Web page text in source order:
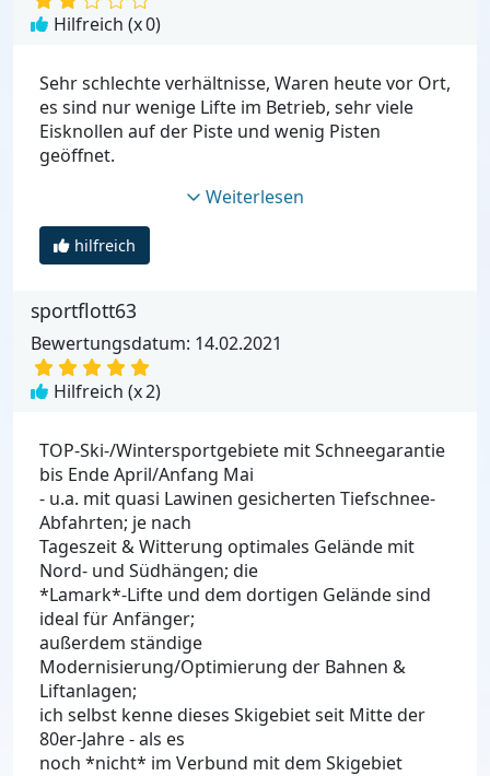
Hilfreich (x0)
Sehr schlechte verhältnisse, Waren heute vor Ort,
es sind nur wenige Lifte im Betrieb, sehr viele
Eisknollen auf der Piste und wenig Pisten
geöffnet.
Weiterlesen
hilfreich
sportflott63
Bewertungsdatum: 14.02.2021
Hilfreich (x2)
TOP-Ski-/Wintersportgebiete mit Schneegarantie
bis Ende April/Anfang Mai
- u.a. mit quasi Lawinen gesicherten Tiefschnee-
Abfahrten; je nach
Tageszeit & Witterung optimales Gelände mit
Nord- und Südhängen; die
*Lamark*-Lifte und dem dortigen Gelände sind
ideal für Anfänger;
außerdem ständige
Modernisierung/Optimierung der Bahnen &
Liftanlagen;
ich selbst kenne dieses Skigebiet seit Mitte der
80er-Jahre - als es
noch *nicht* im Verbund mit dem Skigebiet